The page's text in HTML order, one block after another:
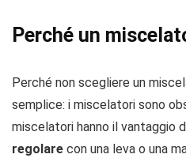
Perché un
Perché non scegliere un
semplice: i miscelatori sono
miscelatori hanno il vantaggio
regolare con una leva o una